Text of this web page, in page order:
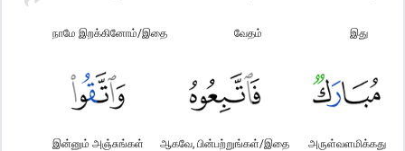
இது
வேதம்
நாமே இறக்கினோம்/இதை
அருள்வளமிக்கது
ஆகவே, பின்பற்றுங்கள்/இதை
இன்னும் அஞ்சுங்கள்